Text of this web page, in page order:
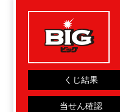
くじ結果
当せん確認